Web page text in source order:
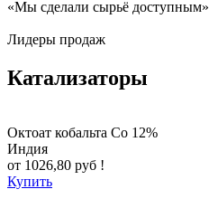
«Мы сделали сырьё доступным»
Лидеры продаж
Катализаторы
Октоат кобальта Co 12%
Индия
от 1026,80 руб !
Купить